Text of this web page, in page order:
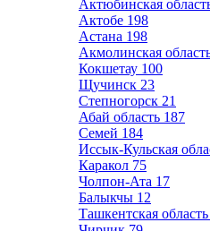
Актюбинская
Актобе 198
Астана 198
Акмолинская
Кокшетау 100
Щучинск 23
Степногорск 21
Абай область 187
Семей 184
Иссык-Кульская
Каракол 75
Чолпон-Ата 17
Балыкчы 12
Ташкентская область